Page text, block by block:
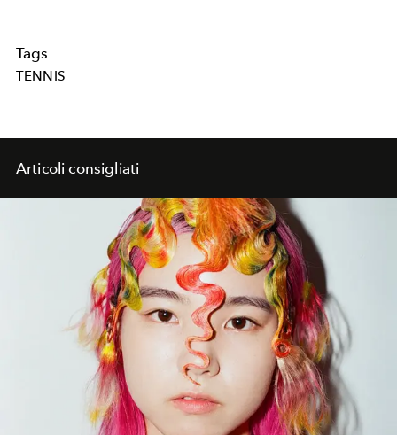
Tags
TENNIS
Articoli consigliati